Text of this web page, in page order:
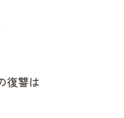
復讐は